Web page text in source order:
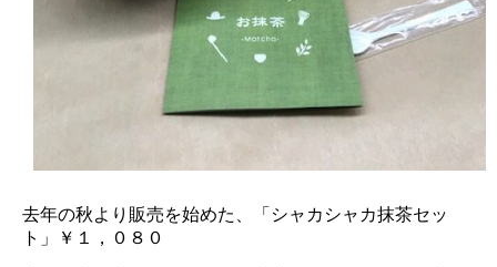
去年の秋より販売を始めた、「シャカシャカ抹茶セッ
ト」￥１，０８０